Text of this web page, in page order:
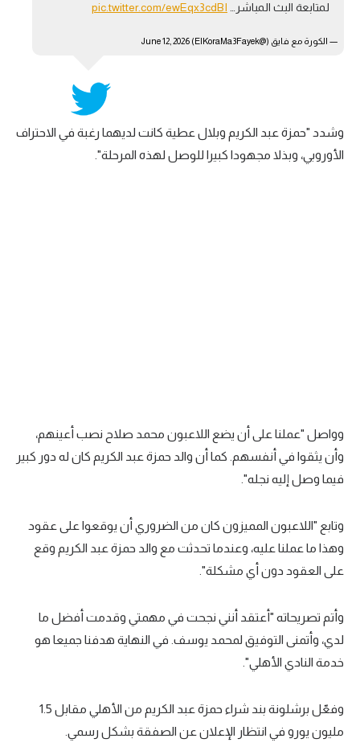
لمتابعة البث المباشر… pic.twitter.com/ewEqx3cdBI
— الكورة مع فايق (@ElKoraMa3Fayek) June 12, 2026
وشدد "حمزة عبد الكريم وبلال عطية كانت لديهما رغبة في الاحتراف
الأوروبي، وبذلا مجهودا كبيرا للوصل لهذه المرحلة".
وواصل "عملنا على أن يضع اللاعبون محمد صلاح نصب أعينهم،
وأن يثقوا في أنفسهم. كما أن والد حمزة عبد الكريم كان له دور كبير
فيما وصل إليه نجله".
وتابع "اللاعبون المميزون كان من الضروري أن يوقعوا على عقود
وهذا ما عملنا عليه، وعندما تحدثت مع والد حمزة عبد الكريم وقع
على العقود دون أي مشكلة".
وأتم تصريحاته "أعتقد أنني نجحت في مهمتي وقدمت أفضل ما
لدي، وأتمنى التوفيق لمحمد يوسف. في النهاية هدفنا جميعا هو
خدمة النادي الأهلي".
وفعّل برشلونة بند شراء حمزة عبد الكريم من الأهلي مقابل 1.5
مليون يورو في انتظار الإعلان عن الصفقة بشكل رسمي.